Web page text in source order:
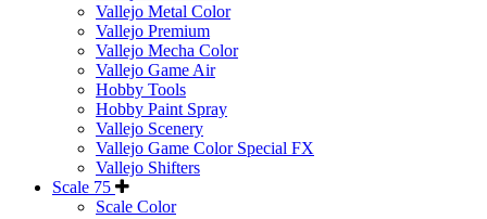
Vallejo Metal Color
Vallejo Premium
Vallejo Mecha Color
Vallejo Game Air
Hobby Tools
Hobby Paint Spray
Vallejo Scenery
Vallejo Game Color Special FX
Vallejo Shifters
Scale 75
Scale Color